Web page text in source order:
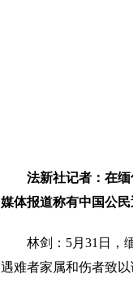
法新社记者：在
媒体报道称有中国公
林剑：5月31日，
遇难者家属和伤者致以